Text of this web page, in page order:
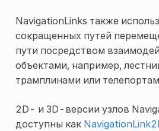
NavigationLinks также
сокращенных путей
пути посредством
объектами, например,
трамплинами или
2D- и 3D-версии узлов
доступны как